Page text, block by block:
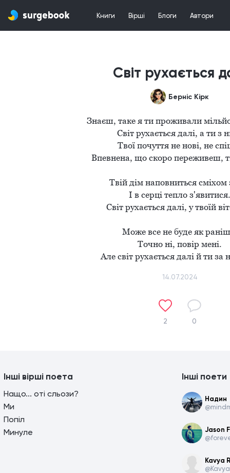
Книги Вірші Блоги Автори
Світ рухається
Берніс Кірк
Знаєш, таке я ти проживали
Світ рухається далі, а ти з
Твої почуття не нові, не
Впевнена, що скоро переживеш,
Твій дім наповниться сміхом
І в серці тепло з'явитися.
Світ рухається далі, у твоїй
Може все не буде як
Точно ні, повір мені.
Але світ рухається далі й ти за
14.07.2024
2 0
Інші вірші поета
Нащо... оті сльози?
Ми
Попіл
Минуле
Інші поети
Надин
Jason
Kavya